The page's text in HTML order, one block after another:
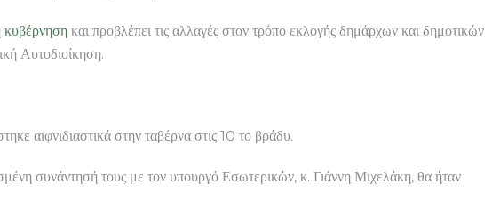
κυβέρνηση και προβλέπει τις αλλαγές στον τρόπο εκλογής δημάρχων και δημοτικών
Αυτοδιοίκηση.
αιφνιδιαστικά στην ταβέρνα στις 10 το βράδυ.
συνάντησή τους με τον υπουργό Εσωτερικών, κ. Γιάννη Μιχελάκη, θα ήταν